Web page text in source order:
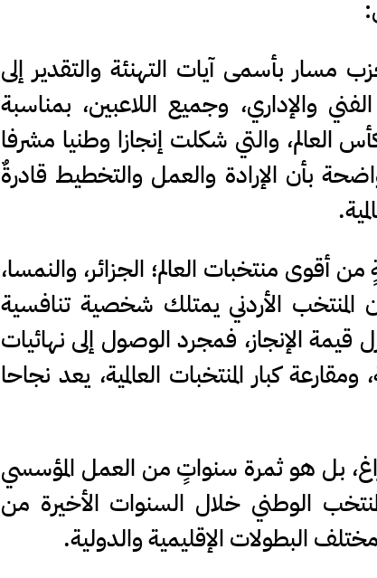
مسار بأسمى آيات التهنئة والتقدير إلى
والإداري، وجميع اللاعبين، بمناسبة
العالم، والتي شكلت إنجازا وطنيا مشرفا
بأن الإرادة والعمل والتخطيط قادرةٌ
منتخبات العالم؛ الجزائر، والنمسا،
المنتخب الأردني يمتلك شخصية تنافسية
قيمة الإنجاز، فمجرد الوصول إلى نهائيات
ومقارعة كبار المنتخبات العالمية، يعد نجاحا
بل هو ثمرة سنواتٍ من العمل المؤسسي
الوطني خلال السنوات الأخيرة من
البطولات الإقليمية والدولية.